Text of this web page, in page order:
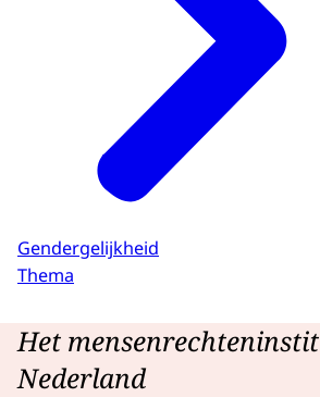
Gendergelijkheid
Thema
Het
Nederland